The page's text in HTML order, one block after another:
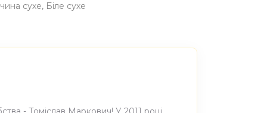
сухе Біле сухе